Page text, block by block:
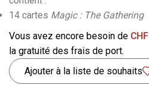
14 cartes Magic : The Gathering
Vous avez encore besoin de CHF
la gratuité des frais de port.
Ajouter à la liste de souhaits